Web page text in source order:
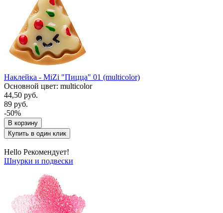
Наклейка - MiZi "Пицца" 01 (multicolor)
Основной цвет: multicolor
44,50 руб.
89 руб.
-50%
В корзину
Купить в один клик
Hello Рекомендует!
Шнурки и подвески